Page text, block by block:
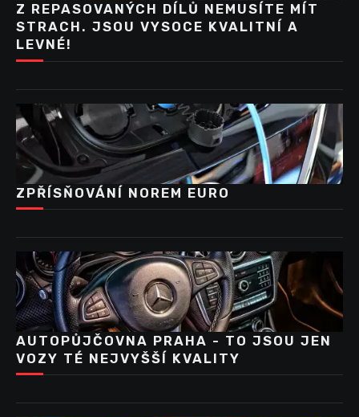
Z REPASOVANÝCH DÍLŮ NEMUSÍTE MÍT
STRACH. JSOU VYSOCE KVALITNÍ A
LEVNÉ!
ZPŘÍSŇOVÁNÍ NOREM EURO
AUTOPŮJČOVNA PRAHA - TO JSOU JEN
VOZY TÉ NEJVYŠŠÍ KVALITY